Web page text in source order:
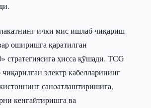
ички мис ишлаб чиқариш
оширишга қаратилган
стратегиясига ҳисса қўшади. ТСG
электр кабелларининг
саноатлаштиришига,
кенгайтиришга ва